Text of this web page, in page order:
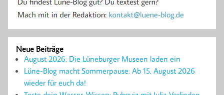
Neue Beiträge
August 2026: Die Lüneburger Museen laden ein
Lüne-Blog macht Sommerpause: Ab 15. August 2026
wieder für euch da!